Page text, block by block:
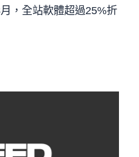
，全站軟體超過25%折